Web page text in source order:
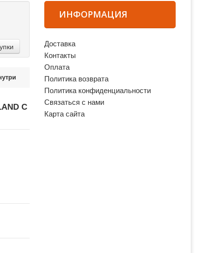
С
ИНФОРМАЦИЯ
Доставка
Контакты
Оплата
Политика возврата
Политика конфиденциальности
Связаться с нами
Карта сайта